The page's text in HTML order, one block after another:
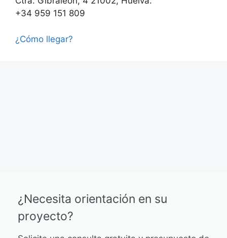
+34 959 151 809
¿Cómo llegar?
¿Necesita orientación en su
proyecto?